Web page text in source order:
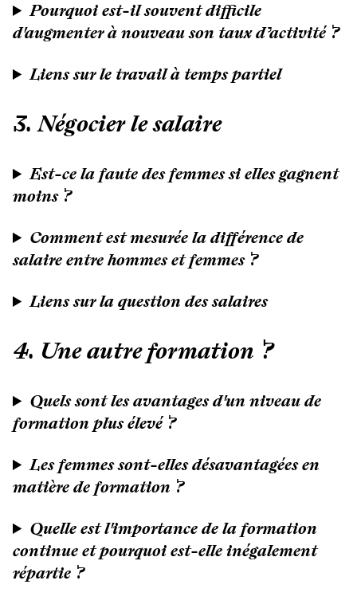
Pourquoi est-il souvent difficile
d'augmenter à nouveau son taux d’activité ?
Liens sur le travail à temps partiel
3. Négocier le salaire
Est-ce la faute des femmes si elles gagnent
moins ?
Comment est mesurée la différence de
salaire entre hommes et femmes ?
Liens sur la question des salaires
4. Une autre formation ?
Quels sont les avantages d'un niveau de
formation plus élevé ?
Les femmes sont-elles désavantagées en
matière de formation ?
Quelle est l'importance de la formation
continue et pourquoi est-elle inégalement
répartie ?